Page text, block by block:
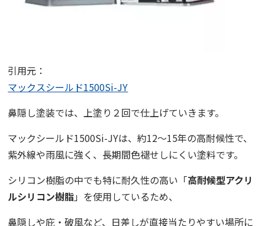
引用元：
マックスシールド1500Si-JY
鼻隠し塗装では、上塗り２回で仕上げていきます。
マックシールド1500Si-JYは、約12～15年の高耐候性で、
紫外線や雨風に強く、長期間色褪せしにくい塗料です。
シリコン樹脂の中でも特に耐久性の高い「高耐候型アクリ
ルシリコン樹脂」を使用しているため、
鼻隠しや庇・破風など、日差しが直接当たりやすい場所に